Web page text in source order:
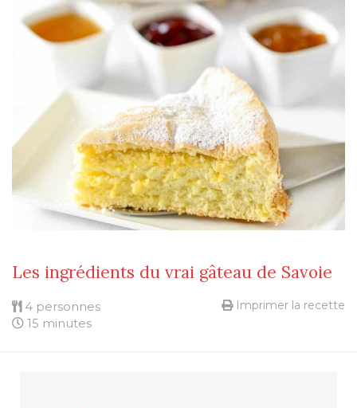
Les ingrédients du vrai gâteau de Savoie
4 personnes
15 minutes
Imprimer la recette